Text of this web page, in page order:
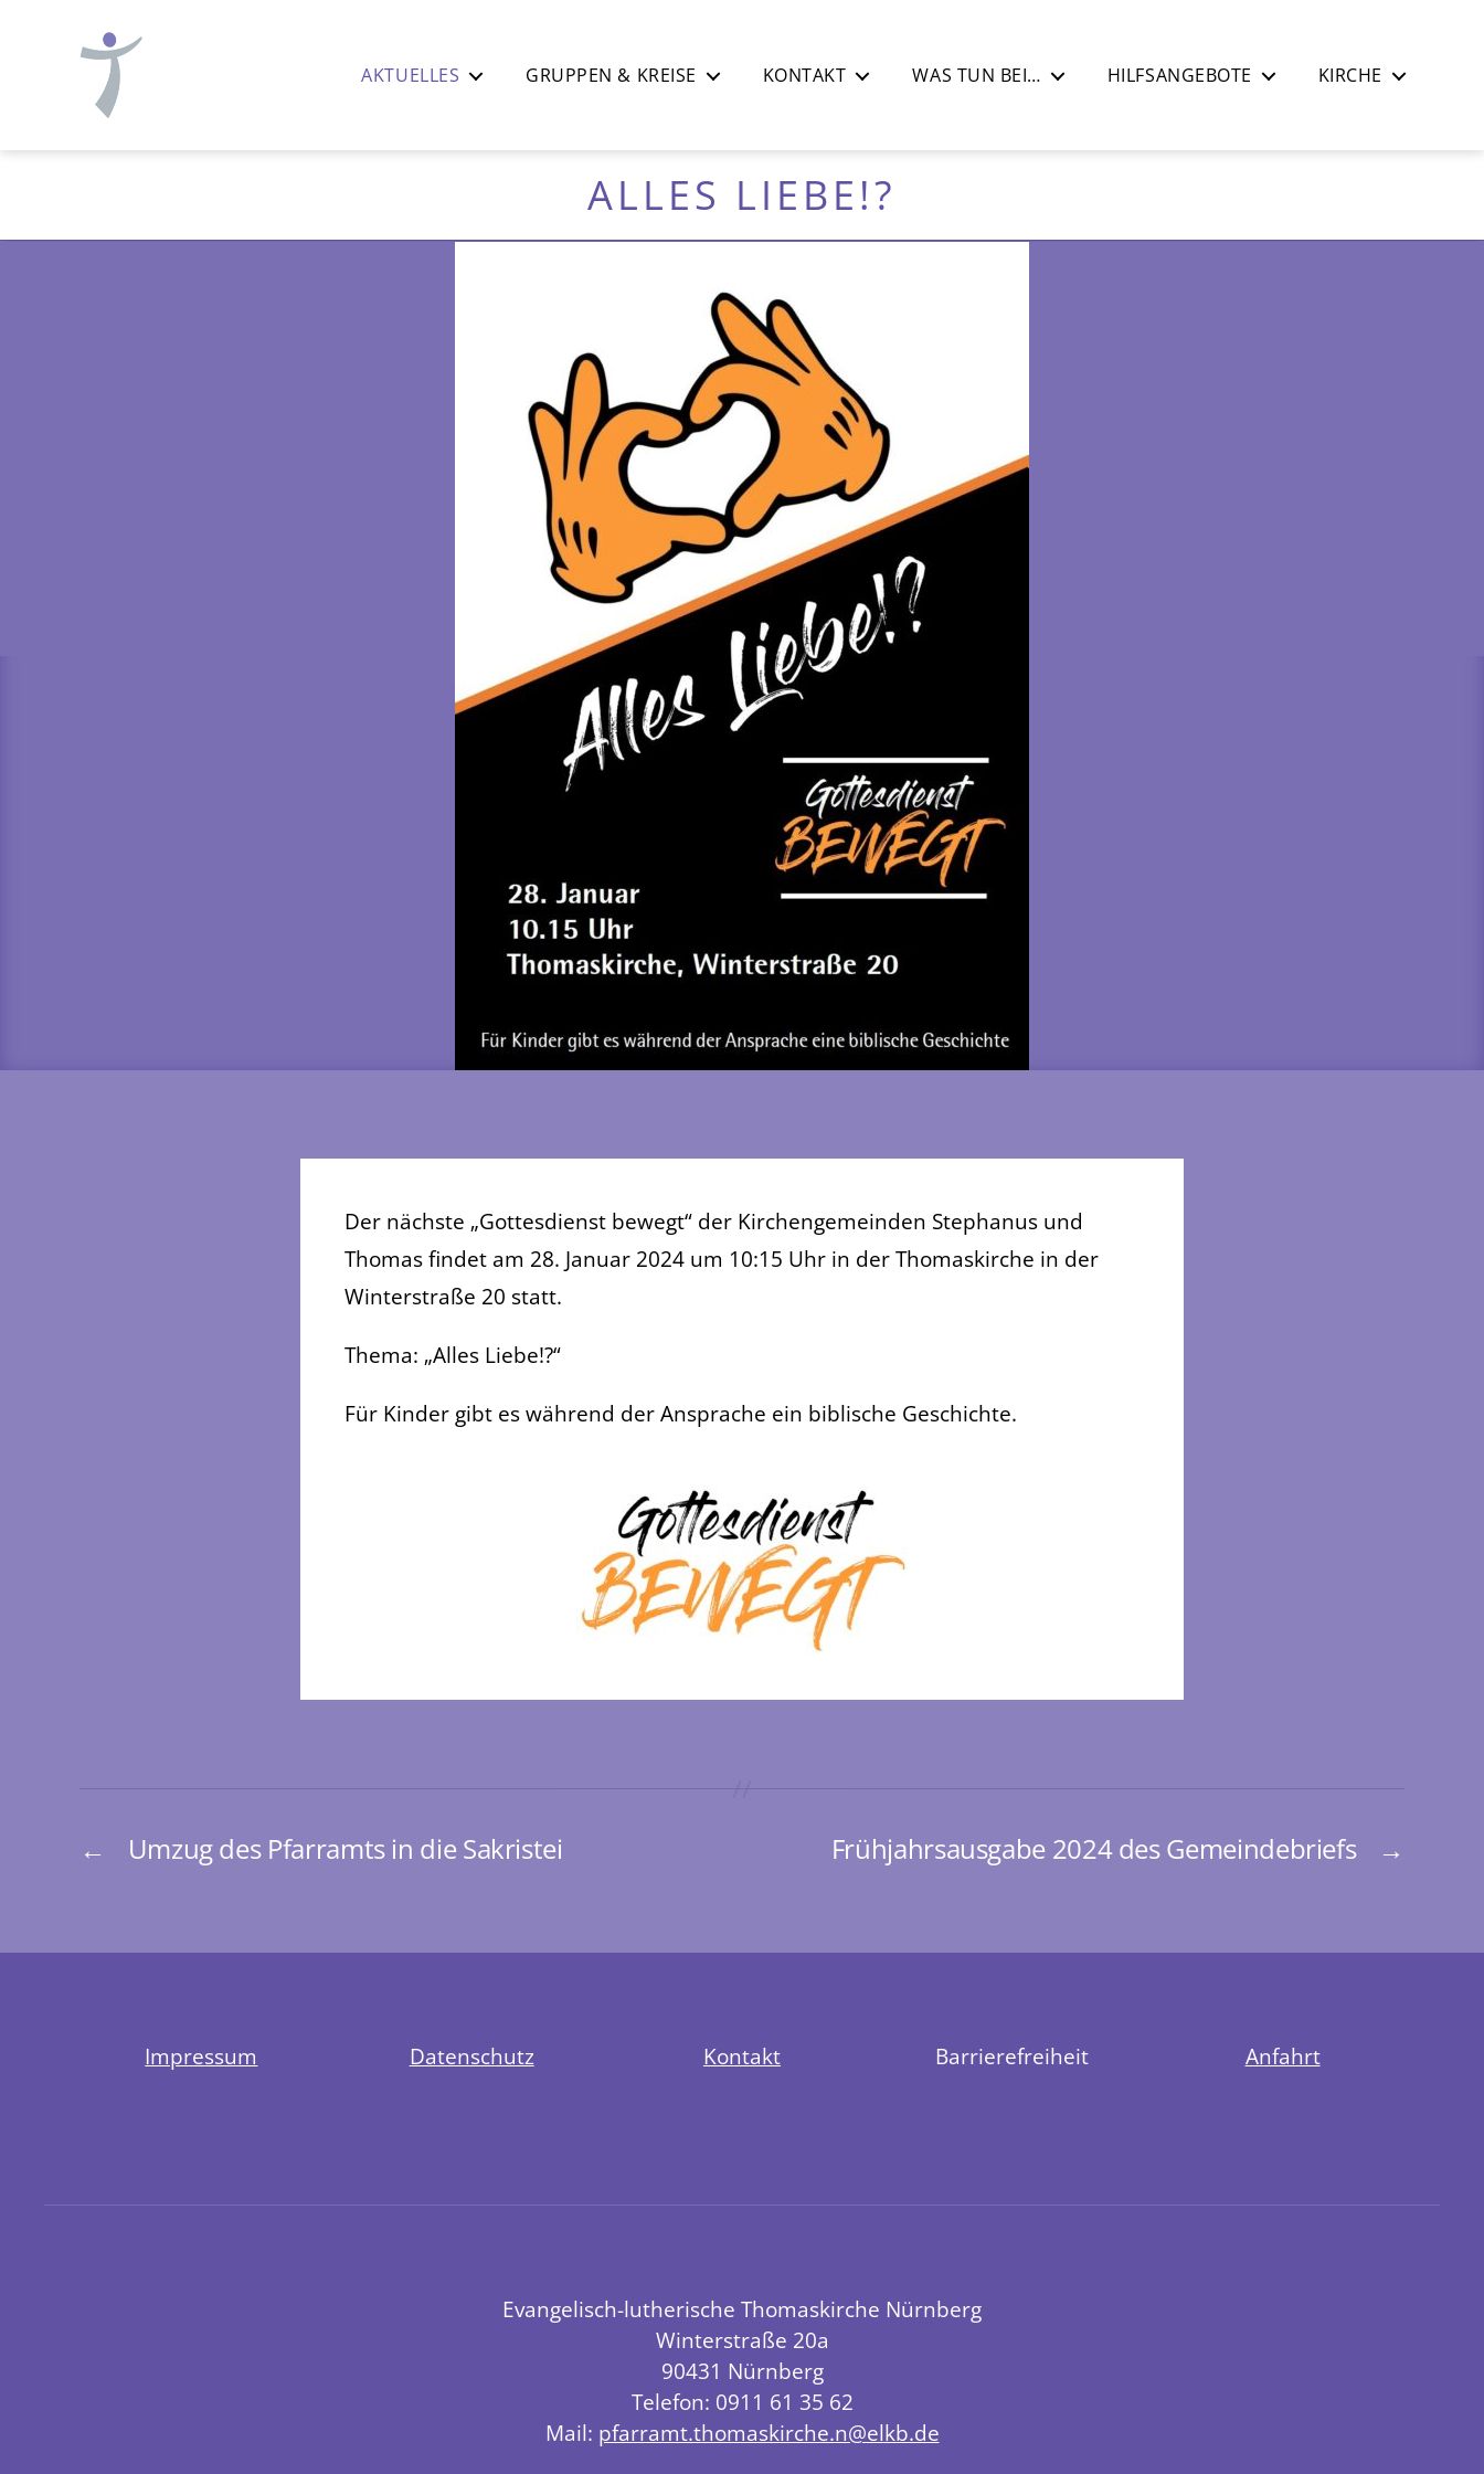
luth.
AKTUELLES GRUPPEN & KREISE KONTAKT WAS TUN BEI… HILFSANGEBOTE KIRCHE
ALLES LIEBE!?
Der nächste „Gottesdienst bewegt“ der Kirchengemeinden Stephanus und
Thomas findet am 28. Januar 2024 um 10:15 Uhr in der Thomaskirche in der
Winterstraße 20 statt.
Thema: „Alles Liebe!?“
Für Kinder gibt es während der Ansprache ein biblische Geschichte.
← Umzug des Pfarramts in die Sakristei →
Frühjahrsausgabe 2024 des Gemeindebriefs
Impressum Datenschutz Kontakt Barrierefreiheit Anfahrt
Evangelisch-lutherische Thomaskirche Nürnberg
Winterstraße 20a
90431 Nürnberg
Telefon: 0911 61 35 62
Mail: pfarramt.thomaskirche.n@elkb.de